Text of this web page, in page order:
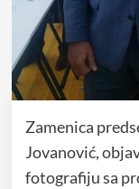
Zamenica
Jovanović,
fotografiju sa